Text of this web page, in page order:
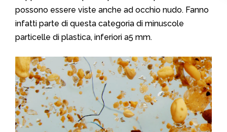
possono essere viste anche ad occhio nudo. Fanno
infatti parte di questa categoria di minuscole
particelle di plastica, inferiori a5 mm.